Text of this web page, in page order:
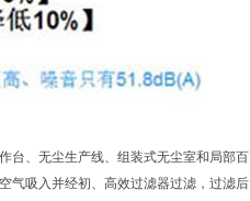
台、无尘生产线、组装式无尘室和局部百
气吸入并经初、高效过滤器过滤，过滤后